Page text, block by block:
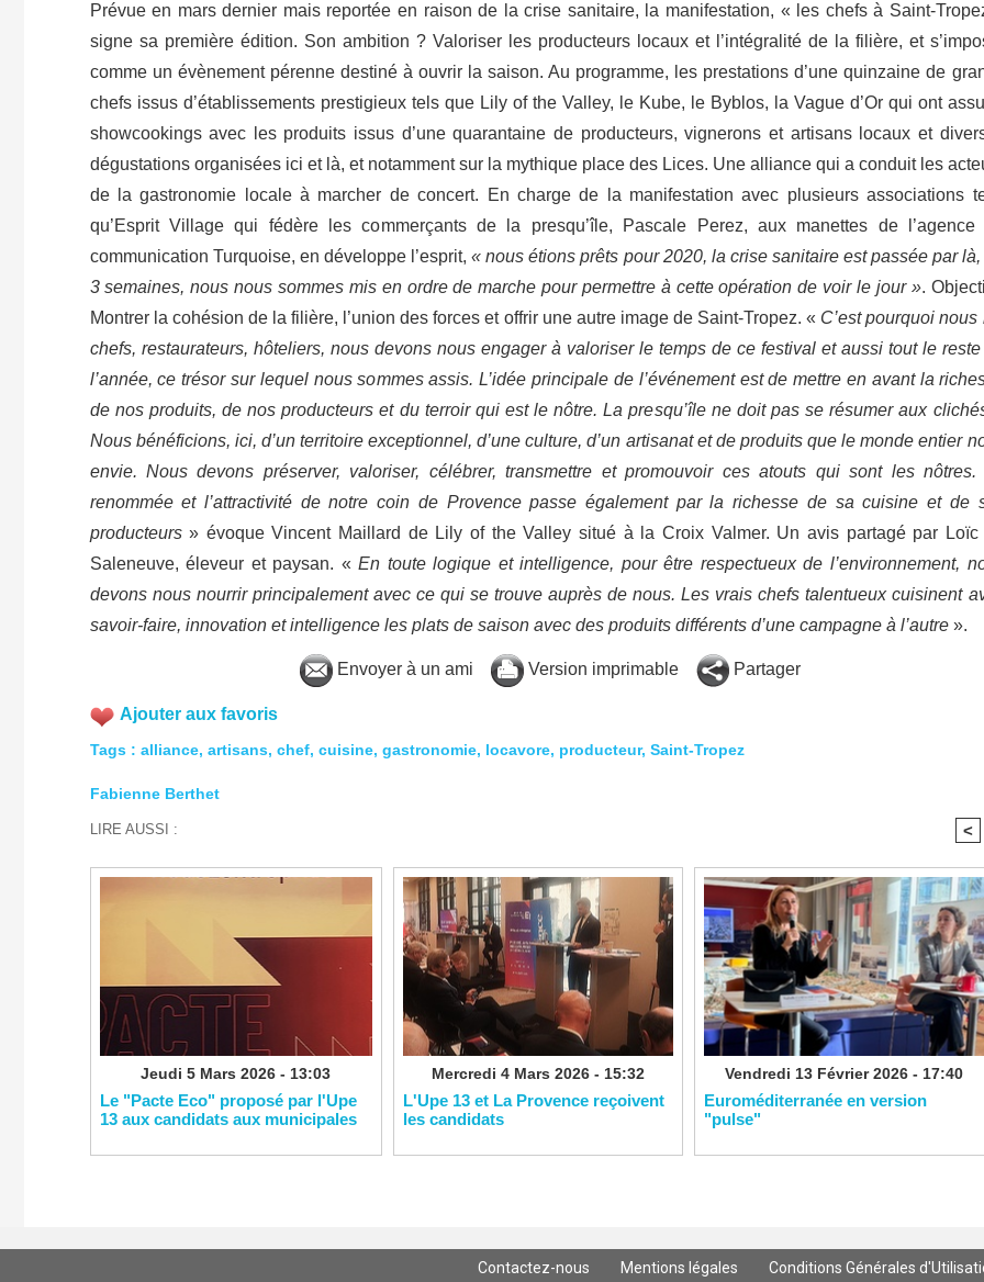
Prévue en mars dernier mais reportée en raison de la crise sanitaire, la manifestation, « les chefs à Saint-
signe sa première édition. Son ambition ? Valoriser les producteurs locaux et l’intégralité de la filière, et
comme un évènement pérenne destiné à ouvrir la saison. Au programme, les prestations d’une quinzaine de
chefs issus d’établissements prestigieux tels que Lily of the Valley, le Kube, le Byblos, la Vague d’Or qui ont
showcookings avec les produits issus d’une quarantaine de producteurs, vignerons et artisans locaux et
dégustations organisées ici et là, et notamment sur la mythique place des Lices. Une alliance qui a conduit les
de la gastronomie locale à marcher de concert. En charge de la manifestation avec plusieurs associations
qu’Esprit Village qui fédère les commerçants de la presqu’île, Pascale Perez, aux manettes de l’agence
communication Turquoise, en développe l’esprit,« nous étions prêts pour 2020, la crise sanitaire est passée par
3 semaines, nous nous sommes mis en ordre de marche pour permettre à cette opération de voir le jour ».
Montrer la cohésion de la filière, l’union des forces et offrir une autre image de Saint-Tropez. « C’est pourquoi nous
chefs, restaurateurs, hôteliers, nous devons nous engager à valoriser le temps de ce festival et aussi tout le reste
l’année, ce trésor sur lequel nous sommes assis. L’idée principale de l’événement est de mettre en avant la
de nos produits, de nos producteurs et du terroir qui est le nôtre. La presqu’île ne doit pas se résumer aux
Nous bénéficions, ici, d’un territoire exceptionnel, d’une culture, d’un artisanat et de produits que le monde entier
envie. Nous devons préserver, valoriser, célébrer, transmettre et promouvoir ces atouts qui sont les nôtres.
renommée et l’attractivité de notre coin de Provence passe également par la richesse de sa cuisine et de
producteurs» évoque Vincent Maillard de Lily of the Valley situé à la Croix Valmer. Un avis partagé par Loïc
Saleneuve, éleveur et paysan. «En toute logique et intelligence, pour être respectueux de l’environnement,
devons nous nourrir principalement avec ce qui se trouve auprès de nous. Les vrais chefs talentueux cuisinent
savoir-faire, innovation et intelligence les plats de saison avec des produits différents d’une campagne à l’autre».
Envoyer à un ami Version imprimable Partager
Ajouter aux favoris
Tags: alliance, artisans, chef, cuisine, gastronomie, locavore, producteur, Saint-Tropez
Fabienne Berthet
LIRE AUSSI : <
Jeudi 5 Mars 2026 - 13:03
Le "Pacte Eco" proposé par l'Upe
13 aux candidats aux municipales
Mercredi 4 Mars 2026 - 15:32
L'Upe 13 et La Provence reçoivent
les candidats
Vendredi 13 Février 2026 - 17:40
Euroméditerranée en version
"pulse"
Contactez-nous Mentions légales Conditions Générales